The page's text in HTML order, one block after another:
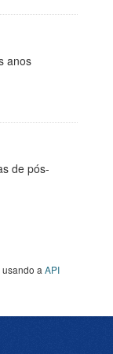
anos
de pós-
a API